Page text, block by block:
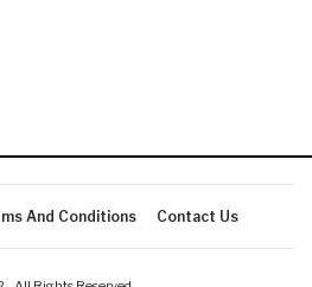
And Conditions Contact Us